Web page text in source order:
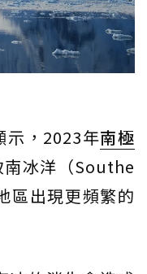
示，2023年南極
南冰洋（Southe
區出現更頻繁的